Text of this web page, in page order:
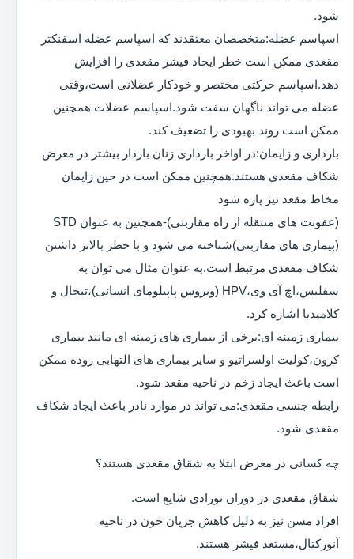
شود.
اسپاسم عضله:متخصصان معتقدند که اسپاسم عضله اسفنکتر
مقعدی ممکن است خطر ایجاد فیشر مقعدی را افزایش
دهد.اسپاسم حرکتی مختصر و خودکار عضلانی است،وقتی
عضله می تواند ناگهان سفت شود.اسپاسم عضلات همچنین
ممکن است روند بهبودی را تضعیف کند.
بارداری و زایمان:در اواخر بارداری زنان باردار بیشتر در معرض
شکاف مقعدی هستند.همچنین ممکن است در حین زایمان
مخاط مقعد نیز پاره شود
(عفونت های منتقله از راه مقاربتی)-همچنین به عنوان STD
(بیماری های مقاربتی)شناخته می شود و با خطر بالاتر داشتن
شکاف مقعدی مرتبط است.به عنوان مثال می توان به
سفلیس،اچ آی وی،HPV (ویروس پاپیلومای انسانی)،تبخال و
کلامیدیا اشاره کرد.
بیماری زمینه ای:برخی از بیماری های زمینه ای مانند بیماری
کرون،کولیت اولسراتیو و سایر بیماری های التهابی روده ممکن
است باعث ایجاد زخم در ناحیه مقعد شود.
رابطه جنسی مقعدی:می تواند در موارد نادر باعث ایجاد شکاف
مقعدی شود.
چه کسانی در معرض ابتلا به شقاق مقعدی هستند؟
شقاق مقعدی در دوران نوزادی شایع است.
افراد مسن نیز به دلیل کاهش جریان خون در ناحیه
آنورکتال،مستعد فیشر هستند.